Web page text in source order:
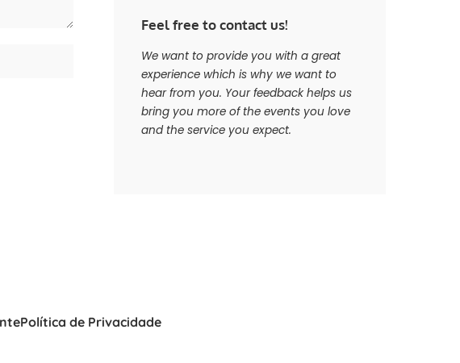
Feel free to contact us!
We want to provide you with a great
experience which is why we want to
hear from you. Your feedback helps us
bring you more of the events you love
and the service you expect.
Política de Privacidade